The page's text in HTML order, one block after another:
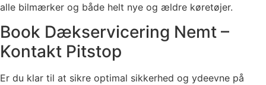
alle bilmærker og både helt nye og ældre køretøjer.
Book Dækservicering Nemt –
Kontakt Pitstop
Er du klar til at sikre optimal sikkerhed og ydeevne på